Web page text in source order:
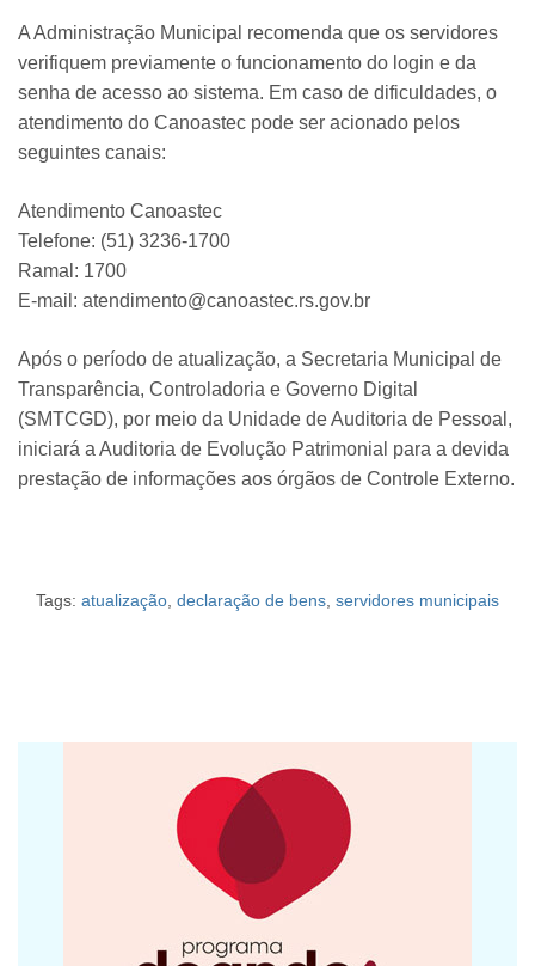
A Administração Municipal recomenda que os servidores
verifiquem previamente o funcionamento do login e da
senha de acesso ao sistema. Em caso de dificuldades, o
atendimento do Canoastec pode ser acionado pelos
seguintes canais:
Atendimento Canoastec
Telefone: (51) 3236-1700
Ramal: 1700
E-mail: atendimento@canoastec.rs.gov.br
Após o período de atualização, a Secretaria Municipal de
Transparência, Controladoria e Governo Digital
(SMTCGD), por meio da Unidade de Auditoria de Pessoal,
iniciará a Auditoria de Evolução Patrimonial para a devida
prestação de informações aos órgãos de Controle Externo.
Tags: atualização declaração de bens servidores municipais